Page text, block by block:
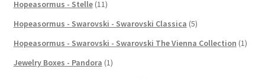
Hopeasormus - Stelle (11)
Hopeasormus - Swarovski - Swarovski Classica (5)
Hopeasormus - Swarovski - Swarovski The Vienna Collection (1)
Jewelry Boxes - Pandora (1)